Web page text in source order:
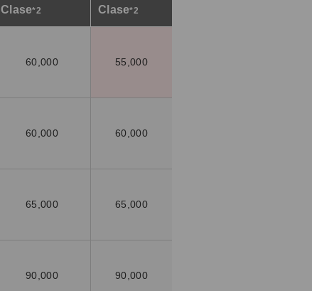
Clase*2
Clase*2
60,000 55,000
60,000 60,000
65,000 65,000
90,000 90,000